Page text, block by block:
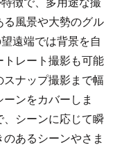
る風景や大勢のグル
遠端では背景を自
トレート撮影も可能
ナップ撮影まで幅
ンをカバーしま
、シーンに応じて瞬
あるシーンやさま